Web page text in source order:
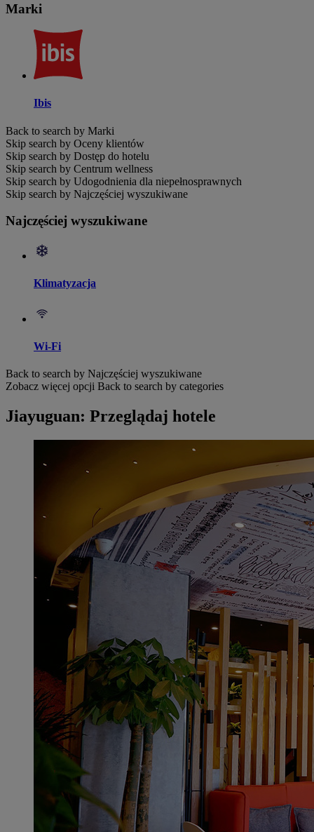
Marki
Ibis
Back to search by Marki
Skip search by Oceny klientów
Skip search by Dostęp do hotelu
Skip search by Centrum wellness
Skip search by Udogodnienia dla niepełnosprawnych
Skip search by Najczęściej wyszukiwane
Najczęściej wyszukiwane
Klimatyzacja
Wi-Fi
Back to search by Najczęściej wyszukiwane
Zobacz więcej opcji Back to search by categories
Jiayuguan: Przeglądaj hotele